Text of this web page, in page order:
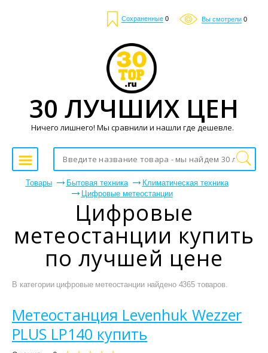
Сохраненные 0 Вы смотрели 0
Товары Бытовая техника
Климатическая техника
Цифровые метеостанции
Цифровые
метеостанции купить
по лучшей цене
В категории цифровые метеостанции найдено 4365 товаров.
Метеостанция Levenhuk Wezzer
PLUS LP140 купить
30 ЛУЧШИХ ЦЕН
Ничего лишнего! Мы сравнили и нашли где дешевле.